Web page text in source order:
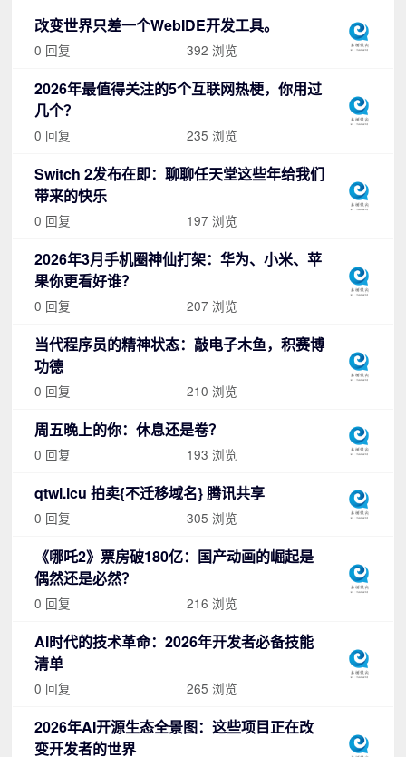
改变世界只差一个WebIDE开发工具。
0 回复 392 浏览
2026年最值得关注的5个互联网热梗，你用过
几个？
0 回复 235 浏览
Switch 2发布在即：聊聊任天堂这些年给我们
带来的快乐
0 回复 197 浏览
2026年3月手机圈神仙打架：华为、小米、苹
果你更看好谁？
0 回复 207 浏览
当代程序员的精神状态：敲电子木鱼，积赛博
功德
0 回复 210 浏览
周五晚上的你：休息还是卷？
0 回复 193 浏览
qtwl.icu 拍卖{不迁移域名} 腾讯共享
0 回复 305 浏览
《哪吒2》票房破180亿：国产动画的崛起是
偶然还是必然？
0 回复 216 浏览
AI时代的技术革命：2026年开发者必备技能
清单
0 回复 265 浏览
2026年AI开源生态全景图：这些项目正在改
变开发者的世界